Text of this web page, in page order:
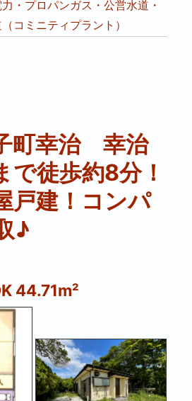
・プロパンガス・公営水道・
コミニティプラント）
町幸治 幸治
で徒歩約8分！
戸建！コンパ
♪
44.71m²